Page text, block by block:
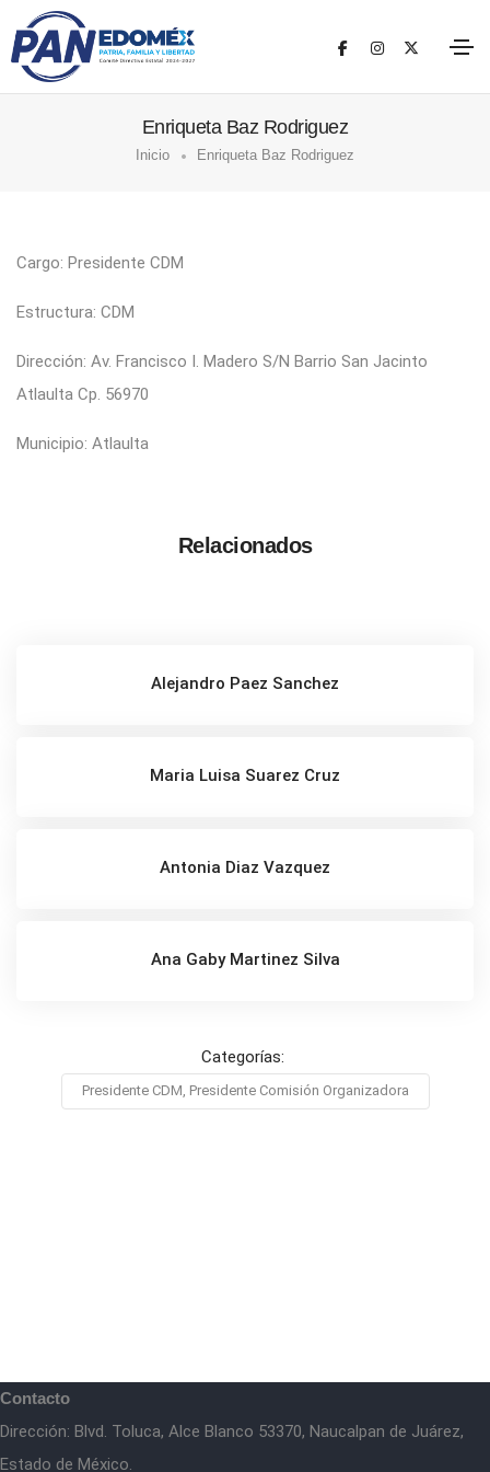
Enriqueta Baz Rodriguez
Inicio Enriqueta Baz Rodriguez
Cargo: Presidente CDM
Estructura: CDM
Dirección: Av. Francisco I. Madero S/N Barrio San Jacinto
Atlaulta Cp. 56970
Municipio: Atlaulta
Relacionados
Alejandro Paez Sanchez
Maria Luisa Suarez Cruz
Antonia Diaz Vazquez
Ana Gaby Martinez Silva
Categorías:
Presidente CDM, Presidente Comisión Organizadora
Contacto
Dirección: Blvd. Toluca, Alce Blanco 53370, Naucalpan de Juárez,
Estado de México.